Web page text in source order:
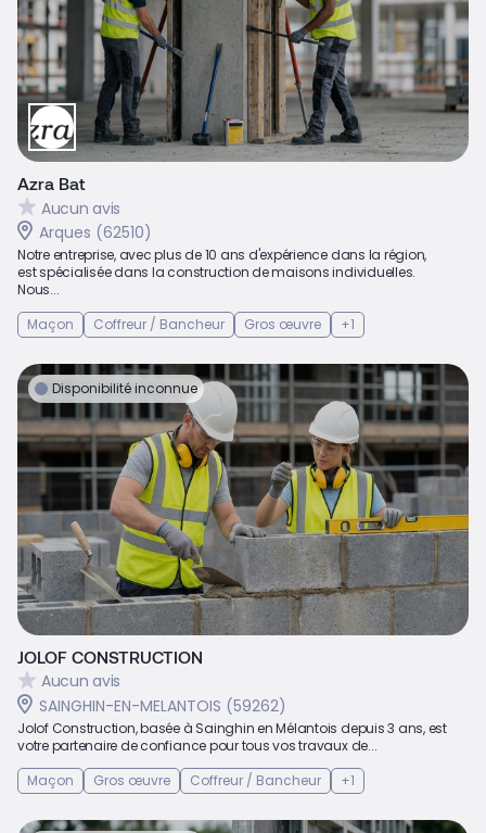
Azra Bat
Aucun avis
Arques (62510)
Notre entreprise, avec plus de 10 ans d'expérience dans la région,
est spécialisée dans la construction de maisons individuelles.
Nous...
Maçon
Coffreur / Bancheur Gros œuvre +1
Disponibilité inconnue
JOLOF CONSTRUCTION
Aucun avis
SAINGHIN-EN-MELANTOIS (59262)
Jolof Construction, basée à Sainghin en Mélantois depuis 3 ans, est
votre partenaire de confiance pour tous vos travaux de...
Maçon
Gros œuvre Coffreur / Bancheur +1